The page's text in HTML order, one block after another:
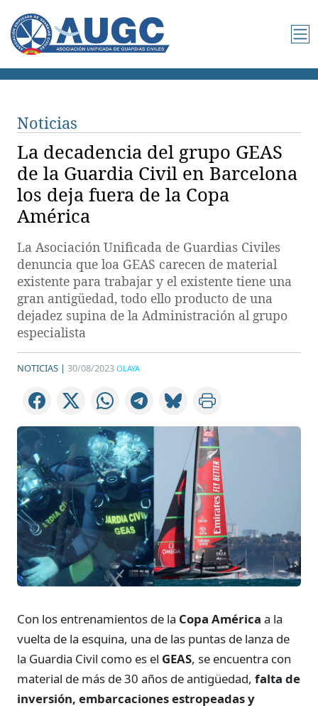
Noticias
La decadencia del grupo GEAS
de la Guardia Civil en Barcelona
los deja fuera de la Copa
América
La Asociación Unificada de Guardias Civiles
denuncia que loa GEAS carecen de material
existente para trabajar y el existente tiene una
gran antigüedad, todo ello producto de una
dejadez supina de la Administración al grupo
especialista
NOTICIAS | 30/08/2023 OLAYA
Con los entrenamientos de la Copa América a la
vuelta de la esquina, una de las puntas de lanza de
la Guardia Civil como es el GEAS, se encuentra con
material de más de 30 años de antigüedad, falta de
inversión, embarcaciones estropeadas y